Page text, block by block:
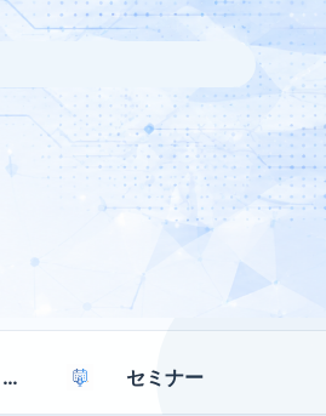
アクセス解析・効果測定 セミナー